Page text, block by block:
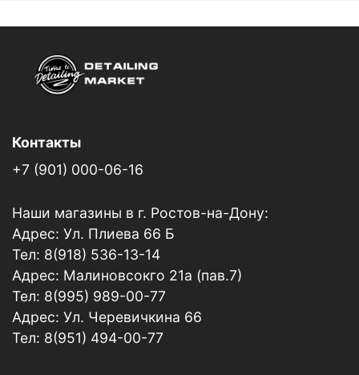
Контакты
+7 (901) 000-06-16
Наши магазины в г. Ростов-на-Дону:
Адрес: Ул. Плиева 66 Б
Тел: 8(918) 536-13-14
Адрес: Малиновсокго 21а (пав.7)
Тел: 8(995) 989-00-77
Адрес: Ул. Черевичкина 66
Тел: 8(951) 494-00-77